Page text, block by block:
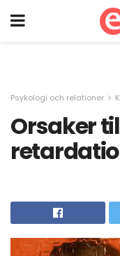
Psykologi och relationer
Orsaker